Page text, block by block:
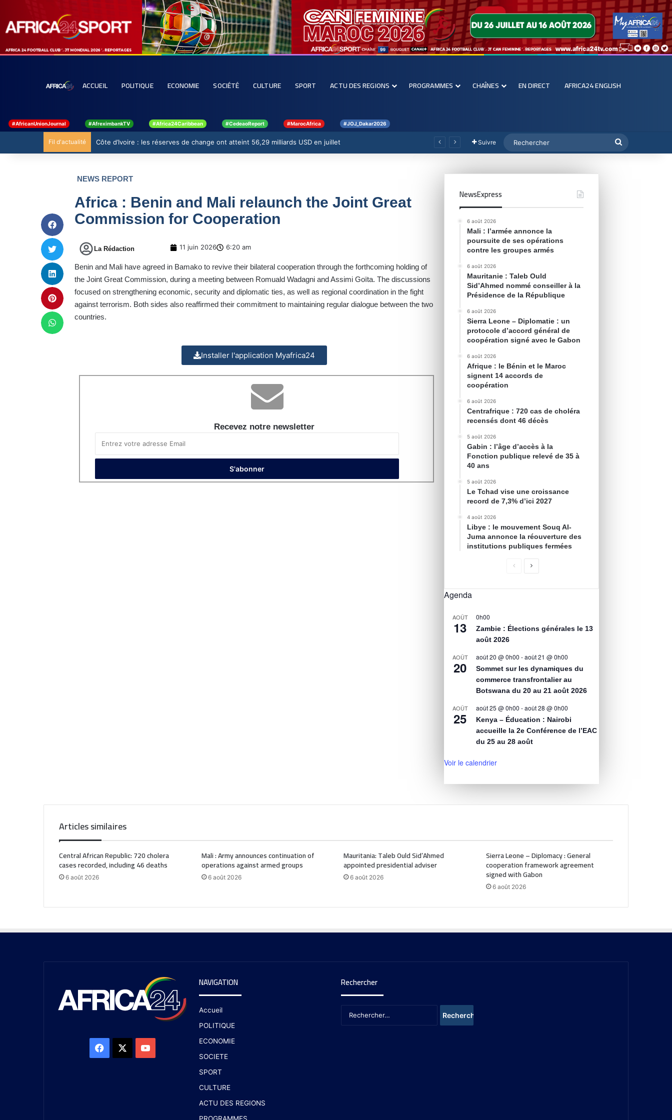
ACCUEIL POLITIQUE ECONOMIE SOCIÉTÉ CULTURE SPORT ACTU DES REGIONS PROGRAMMES CHAÎNES EN DIRECT AFRICA24 ENGLISH
#AfricanUnionJournal #AfreximbankTV #Africa24Caribbean #CedeaoReport #MarocAfrica #JOJ_Dakar2026
Fil d'actualité Côte d’Ivoire : les réserves de change ont atteint 56,29 milliards USD en juillet Suivre
NEWS REPORT
Africa : Benin and Mali relaunch the Joint Great
Commission for Cooperation
La Rédaction 11 juin 2026 6:20 am
Benin and Mali have agreed in Bamako to revive their bilateral cooperation through the forthcoming holding of
the Joint Great Commission, during a meeting between Romuald Wadagni and Assimi Goïta. The discussions
focused on strengthening economic, security and diplomatic ties, as well as regional coordination in the fight
against terrorism. Both sides also reaffirmed their commitment to maintaining regular dialogue between the two
countries.
Installer l'application Myafrica24
Recevez notre newsletter
NewsExpress
6 août 2026
Mali : l’armée annonce la
poursuite de ses opérations
contre les groupes armés
6 août 2026
Mauritanie : Taleb Ould
Sid’Ahmed nommé conseiller à la
Présidence de la République
6 août 2026
Sierra Leone – Diplomatie : un
protocole d’accord général de
coopération signé avec le Gabon
6 août 2026
Afrique : le Bénin et le Maroc
signent 14 accords de
coopération
6 août 2026
Centrafrique : 720 cas de choléra
recensés dont 46 décès
5 août 2026
Gabin : l’âge d’accès à la
Fonction publique relevé de 35 à
40 ans
5 août 2026
Le Tchad vise une croissance
record de 7,3% d’ici 2027
4 août 2026
Libye : le mouvement Souq Al-
Juma annonce la réouverture des
institutions publiques fermées
Agenda
AOÛT
13
0h00
Zambie : Élections générales le 13
août 2026
AOÛT
20
août 20 @ 0h00 -août 21 @ 0h00
Sommet sur les dynamiques du
commerce transfrontalier au
Botswana du 20 au 21 août 2026
AOÛT
25
août 25 @ 0h00 -août 28 @ 0h00
Kenya – Éducation : Nairobi
accueille la 2e Conférence de l’EAC
du 25 au 28 août
Voir le calendrier
Articles similaires
Central African Republic: 720 cholera
cases recorded, including 46 deaths
6 août 2026
Mali : Army announces continuation of
operations against armed groups
6 août 2026
Mauritania: Taleb Ould Sid’Ahmed
appointed presidential adviser
6 août 2026
Sierra Leone – Diplomacy : General
cooperation framework agreement
signed with Gabon
6 août 2026
NAVIGATION
Accueil
POLITIQUE
ECONOMIE
SOCIETE
SPORT
CULTURE
ACTU DES REGIONS
Rechercher